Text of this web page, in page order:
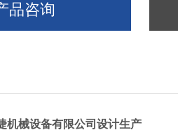
品咨询
机械设备有限公司设计生产